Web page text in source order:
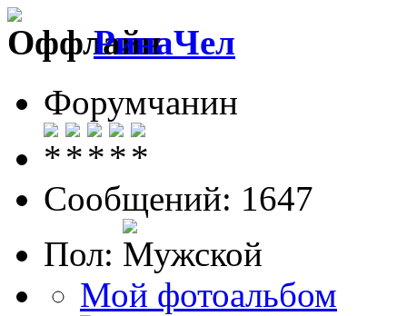
РинаЧел
Форумчанин
Сообщений: 1647
Пол:
Мой фотоальбом